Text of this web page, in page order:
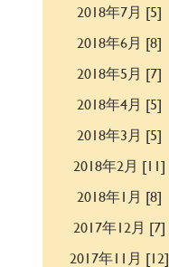
2018年7月 [5]
2018年6月 [8]
2018年5月 [7]
2018年4月 [5]
2018年3月 [5]
2018年2月 [11]
2018年1月 [8]
2017年12月 [7]
2017年11月 [12]